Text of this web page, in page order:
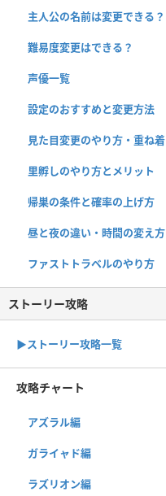
主人公の名前は変更できる？
難易度変更はできる？
声優一覧
設定のおすすめと変更方法
見た目変更のやり方・重ね着
里孵しのやり方とメリット
帰巣の条件と確率の上げ方
昼と夜の違い・時間の変え方
ファストトラベルのやり方
ストーリー攻略
▶︎ストーリー攻略一覧
攻略チャート
アズラル編
ガライャド編
ラズリオン編